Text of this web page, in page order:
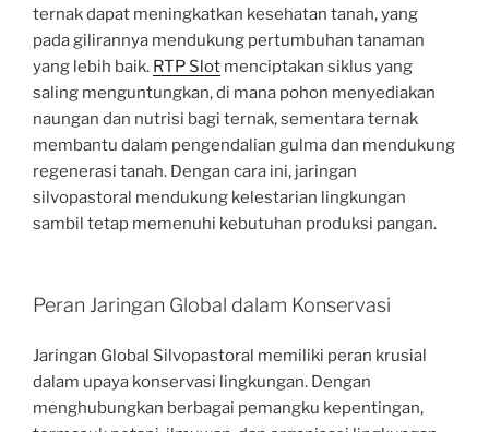
ternak dapat meningkatkan kesehatan tanah, yang
pada gilirannya mendukung pertumbuhan tanaman
yang lebih baik. RTP Slot menciptakan siklus yang
saling menguntungkan, di mana pohon menyediakan
naungan dan nutrisi bagi ternak, sementara ternak
membantu dalam pengendalian gulma dan mendukung
regenerasi tanah. Dengan cara ini, jaringan
silvopastoral mendukung kelestarian lingkungan
sambil tetap memenuhi kebutuhan produksi pangan.
Peran Jaringan Global dalam Konservasi
Jaringan Global Silvopastoral memiliki peran krusial
dalam upaya konservasi lingkungan. Dengan
menghubungkan berbagai pemangku kepentingan,